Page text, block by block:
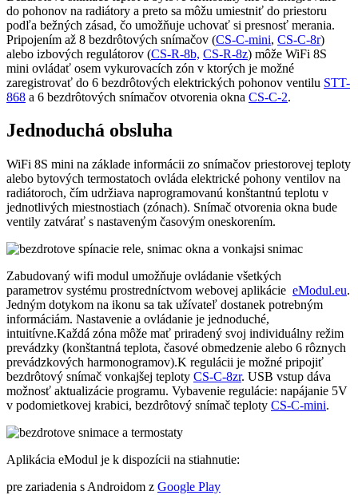
do pohonov na radiátory a preto sa môžu umiestniť do priestoru
podľa bežných zásad, čo umožňuje uchovať si presnosť merania.
Pripojením až 8 bezdrôtových snímačov (CS-C-mini, CS-C-8r)
alebo izbových regulátorov (CS-R-8b, CS-R-8z) môže WiFi 8S
mini ovládať osem vykurovacích zón v ktorých je možné
zaregistrovať do 6 bezdrôtových elektrických pohonov ventilu STT-
868 a 6 bezdrôtových snímačov otvorenia okna CS-C-2.
Jednoduchá obsluha
WiFi 8S mini na základe informácii zo snímačov priestorovej teploty
alebo bytových termostatoch ovláda elektrické pohony ventilov na
radiátoroch, čím udržiava naprogramovanú konštantnú teplotu v
jednotlivých miestnostiach (zónach). Snímač otvorenia okna bude
ventily zatvárať s nastaveným časovým oneskorením.
Zabudovaný wifi modul umožňuje ovládanie všetkých
parametrov systému prostredníctvom webovej aplikácie eModul.eu.
Jedným dotykom na ikonu sa tak užívateľ dostanek potrebným
informáciám. Nastavenie a ovládanie je jednoduché,
intuitívne.Každá zóna môže mať priradený svoj individuálny režim
prevádzky (konštantná teplota, časové obmedzenie alebo 6 rôznych
prevádzkových harmonogramov).K regulácii je možné pripojiť
bezdrôtový snímač vonkajšej teploty CS-C-8zr. USB vstup dáva
možnosť aktualizácie programu. Vybavenie regulácie: napájanie 5V
v podomietkovej krabici, bezdrôtový snímač teploty CS-C-mini.
Aplikácia eModul je k dispozícii na stiahnutie:
pre zariadenia s Androidom z Google Play